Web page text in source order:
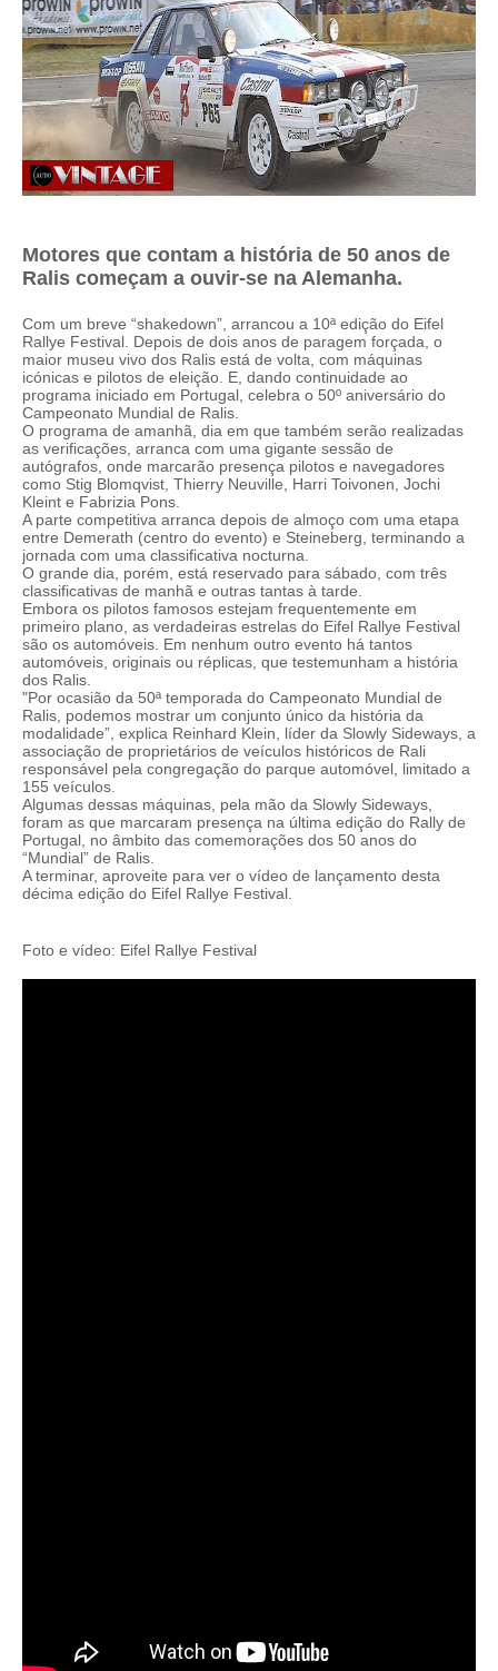
Motores que contam a história de 50 anos de
Ralis começam a ouvir-se na Alemanha.
Com um breve “shakedown”, arrancou a 10ª edição do Eifel
Rallye Festival. Depois de dois anos de paragem forçada, o
maior museu vivo dos Ralis está de volta, com máquinas
icónicas e pilotos de eleição. E, dando continuidade ao
programa iniciado em Portugal, celebra o 50º aniversário do
Campeonato Mundial de Ralis.
O programa de amanhã, dia em que também serão realizadas
as verificações, arranca com uma gigante sessão de
autógrafos, onde marcarão presença pilotos e navegadores
como Stig Blomqvist, Thierry Neuville, Harri Toivonen, Jochi
Kleint e Fabrizia Pons.
A parte competitiva arranca depois de almoço com uma etapa
entre Demerath (centro do evento) e Steineberg, terminando a
jornada com uma classificativa nocturna.
O grande dia, porém, está reservado para sábado, com três
classificativas de manhã e outras tantas à tarde.
Embora os pilotos famosos estejam frequentemente em
primeiro plano, as verdadeiras estrelas do Eifel Rallye Festival
são os automóveis. Em nenhum outro evento há tantos
automóveis, originais ou réplicas, que testemunham a história
dos Ralis.
"Por ocasião da 50ª temporada do Campeonato Mundial de
Ralis, podemos mostrar um conjunto único da história da
modalidade”, explica Reinhard Klein, líder da Slowly Sideways, a
associação de proprietários de veículos históricos de Rali
responsável pela congregação do parque automóvel, limitado a
155 veículos.
Algumas dessas máquinas, pela mão da Slowly Sideways,
foram as que marcaram presença na última edição do Rally de
Portugal, no âmbito das comemorações dos 50 anos do
“Mundial” de Ralis.
A terminar, aproveite para ver o vídeo de lançamento desta
décima edição do Eifel Rallye Festival.
Foto e vídeo: Eifel Rallye Festival